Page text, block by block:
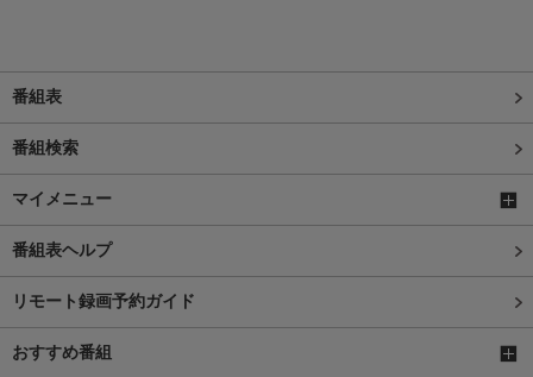
番組表
番組検索
マイメニュー
番組表ヘルプ
リモート録画予約ガイド
おすすめ番組